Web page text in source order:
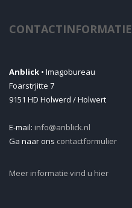
CONTACTINFORMATIE
Anblick • Imagobureau
Foarstrjitte 7
9151 HD Holwerd / Holwert
E-mail: info@anblick.nl
Ga naar ons contactformulier
Meer informatie vind u hier